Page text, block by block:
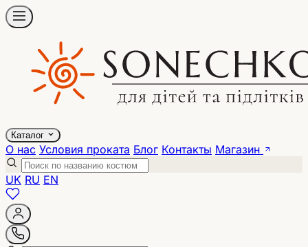
Каталог
О нас Условия проката Блог Контакты Магазин
UK RU EN